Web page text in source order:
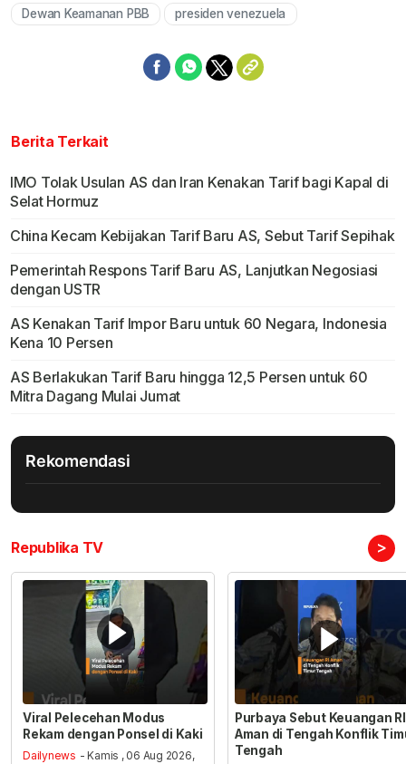
Dewan Keamanan PBB presiden venezuela
Berita Terkait
IMO Tolak Usulan AS dan Iran Kenakan Tarif bagi Kapal di
Selat Hormuz
China Kecam Kebijakan Tarif Baru AS, Sebut Tarif Sepihak
Pemerintah Respons Tarif Baru AS, Lanjutkan Negosiasi
dengan USTR
AS Kenakan Tarif Impor Baru untuk 60 Negara, Indonesia
Kena 10 Persen
AS Berlakukan Tarif Baru hingga 12,5 Persen untuk 60
Mitra Dagang Mulai Jumat
Rekomendasi
Republika TV >
Viral Pelecehan Modus
Rekam dengan Ponsel di Kaki
Dailynews - Kamis , 06 Aug 2026,
Purbaya Sebut Keuangan RI
Aman di Tengah Konflik
Tengah